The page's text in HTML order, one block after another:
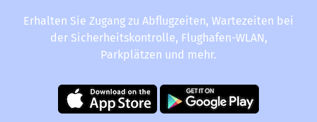
Erhalten Sie Zugang zu Abflugzeiten, Wartezeiten bei
der Sicherheitskontrolle, Flughafen-WLAN,
Parkplätzen und mehr.